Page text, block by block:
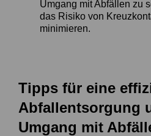
Umgang mit Abfällen zu
das Risiko von
minimieren.
Tipps für eine
Abfallentsorgung
Umgang mit